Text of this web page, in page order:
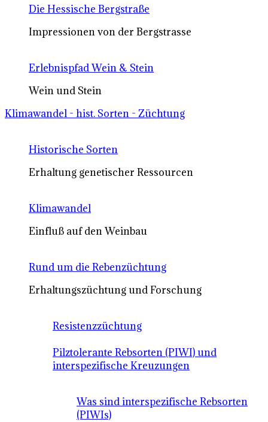
Die Hessische Bergstraße
Impressionen von der Bergstrasse
Erlebnispfad Wein & Stein
Wein und Stein
Klimawandel - hist. Sorten - Züchtung
Historische Sorten
Erhaltung genetischer Ressourcen
Klimawandel
Einfluß auf den Weinbau
Rund um die Rebenzüchtung
Erhaltungszüchtung und Forschung
Resistenzzüchtung
Pilztolerante Rebsorten (PIWI) und
interspezifische Kreuzungen
Was sind interspezifische Rebsorten
(PIWIs)